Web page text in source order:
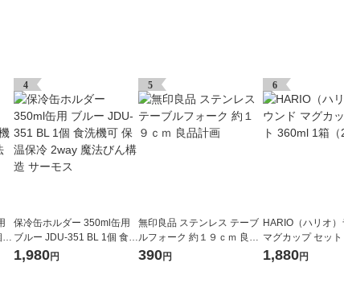
4
保冷缶ホルダー 350ml缶用
ブルー JDU-351 BL 1個 食洗
機可 保温保冷 2way 魔法び
ん構造 サーモス
1,980円
5
無印良品 ステンレス テーブ
ルフォーク 約１９ｃｍ 良品
計画
390円
6
HARIO（ハリオ）
マグカップ セット
箱（2個入）
1,880円